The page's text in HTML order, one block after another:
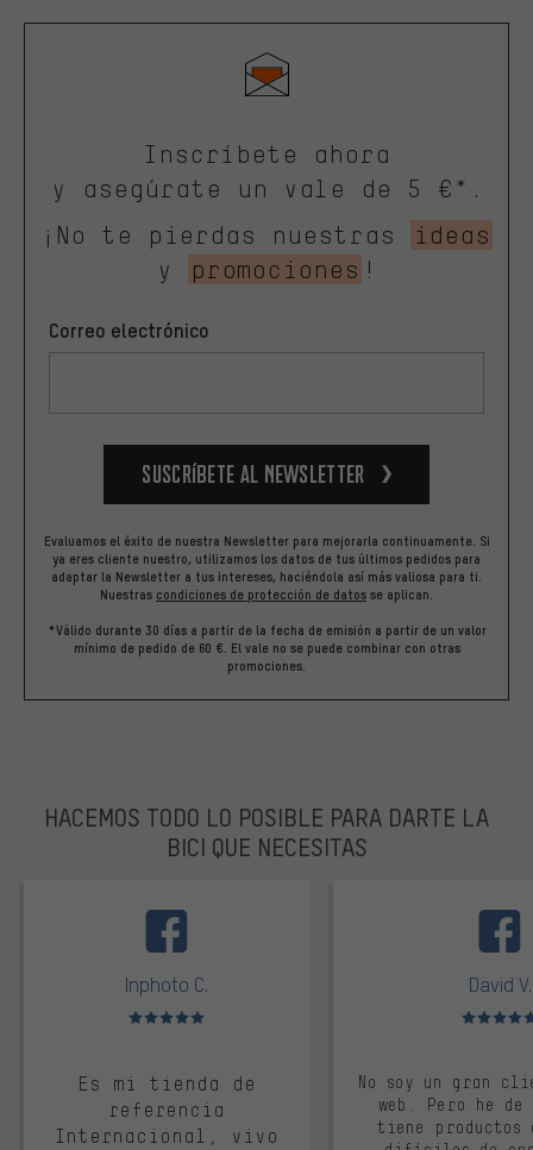
Inscríbete ahora
y asegúrate un vale de 5 €*.
¡No te pierdas nuestras
ideas
y
promociones !
Correo electrónico
Suscríbete al newsletter
Evaluamos el éxito de nuestra Newsletter para mejorarla continuamente. Si
ya eres cliente nuestro, utilizamos los datos de tus últimos pedidos para
adaptar la Newsletter a tus intereses, haciéndola así más valiosa para ti.
Nuestras condiciones de protección de datos se aplican.
*Válido durante 30 días a partir de la fecha de emisión a partir de un valor
mínimo de pedido de 60 €. El vale no se puede combinar con otras
promociones.
HACEMOS TODO LO POSIBLE PARA DARTE LA
BICI QUE NECESITAS
Inphoto C.
Valoración media: 5 de 5
Es mi tienda de
referencia
Internacional, vivo
David V.
Valoración
No soy un gran
web. Pero he
tiene productos